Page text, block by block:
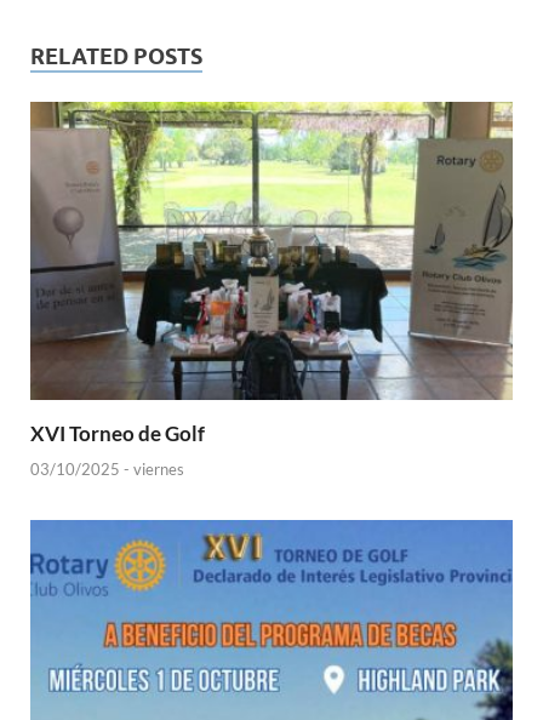
RELATED POSTS
XVI Torneo de Golf
03/10/2025 - viernes